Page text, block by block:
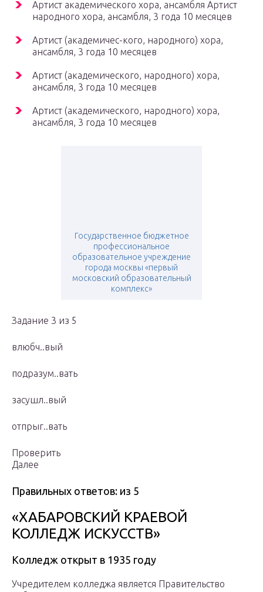
Артист академического хора, ансамбля Артист
народного хора, ансамбля, 3 года 10 месяцев
Артист (академичес-кого, народного) хора,
ансамбля, 3 года 10 месяцев
Артист (академического, народного) хора,
ансамбля, 3 года 10 месяцев
Артист (академического, народного) хора,
ансамбля, 3 года 10 месяцев
Государственное бюджетное
профессиональное
образовательное учреждение
города москвы «первый
московский образовательный
комплекс»
Задание 3 из 5
влюбч..вый
подразум..вать
засушл..вый
отпрыг..вать
Проверить
Далее
Правильных ответов: из 5
«ХАБАРОВСКИЙ КРАЕВОЙ
КОЛЛЕДЖ ИСКУССТВ»
Колледж открыт в 1935 году
Учредителем колледжа является Правительство